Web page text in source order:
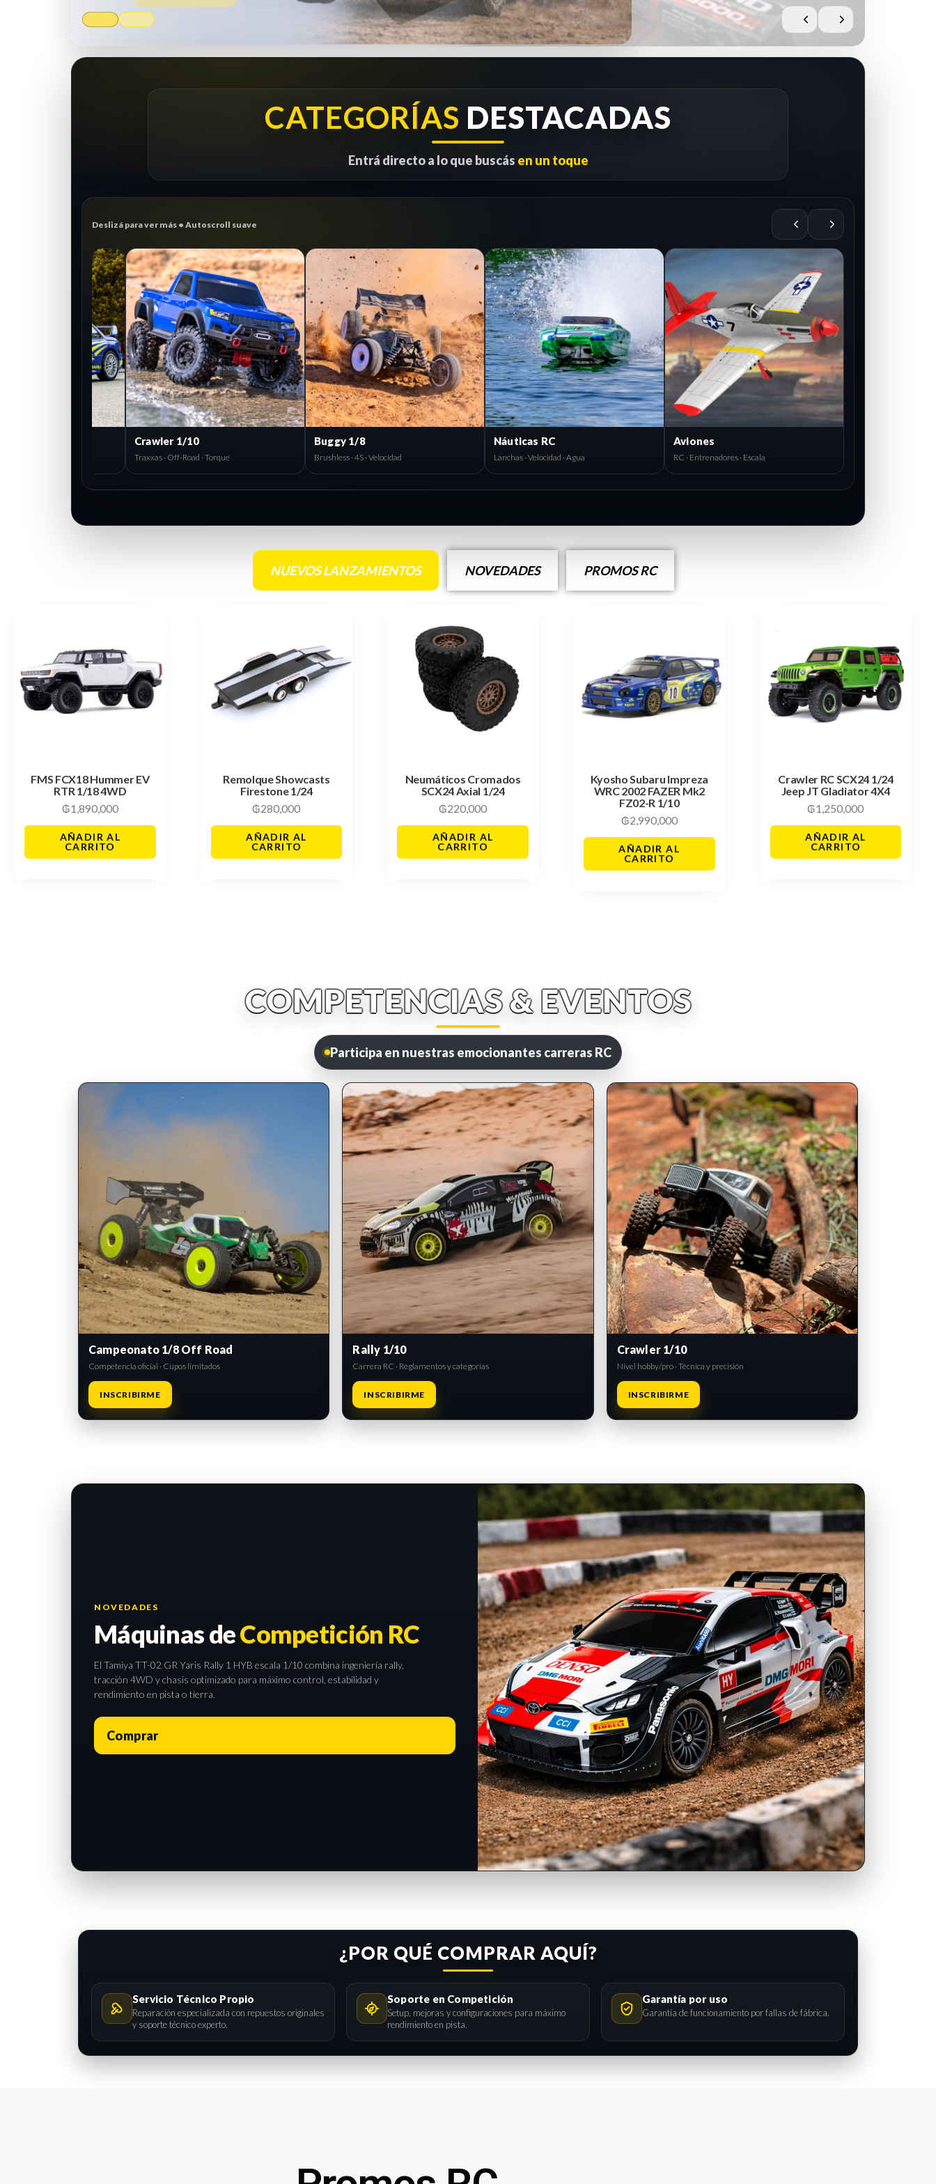
CATEGORÍAS DESTACADAS
Entrá directo a lo que buscás en un toque
Deslizá para ver más • Autoscroll suave
NUEVO
Vuelo estable · Cámara · Accesorios
1/10
Tamiya · On-Road · Performance
CRAWLER
Crawler 1/10
Traxxas · Off-Road · Torque Brushless · 4S · Velocidad
NUEVOS LANZAMIENTOS NOVEDADES PROMOS RC
FMS FCX18 Hummer EV
RTR 1/18 4WD
₲1,890,000
AÑADIR AL
CARRITO
Remolque Showcasts
Firestone 1/24
₲280,000
AÑADIR AL
CARRITO
Neumáticos Cromados
SCX24 Axial 1/24
₲220,000
AÑADIR AL
CARRITO
Kyosho Subaru Impreza
WRC 2002 FAZER Mk2
FZ02-R 1/10
₲2,990,000
AÑADIR AL
CARRITO
Crawler RC SCX24 1/24
Jeep JT Gladiator 4X4
₲1,250,000
AÑADIR AL
CARRITO
COMPETENCIAS & EVENTOS
Participa en nuestras emocionantes carreras RC
INSCRIPCIONES ABIERTAS
Campeonato 1/8 Off Road
Competencia oficial · Cupos limitados
INSCRIBIRME
INSCRIPCIONES ABIERTAS
Rally 1/10
Carrera RC · Reglamentos y categorías
INSCRIBIRME
INSCRIPCIONES ABIERTAS
Crawler 1/10
Nivel hobby/pro · Técnica y precisión
INSCRIBIRME
NOVEDADES
Máquinas deCompetición RC
El Tamiya TT-02 GR Yaris Rally 1 HYB escala 1/10 combina ingeniería rally,
tracción 4WD y chasis optimizado para máximo control, estabilidad y
rendimiento en pista o tierra.
Comprar
¿POR QUÉ COMPRAR AQUÍ?
Servicio Técnico Propio
Reparación especializada con repuestos originales
y soporte técnico experto.
Soporte en Competición
Setup, mejoras y configuraciones para máximo
rendimiento en pista.
Garantía por uso
Garantía de funcionamiento por fallas de fábrica.